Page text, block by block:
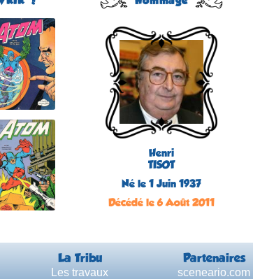
Pop
Henri
TISOT
Né le 1 Juin 1937
Décédé le 6 Août 2011
La Tribu Partenaires
Les travaux sceneario.com